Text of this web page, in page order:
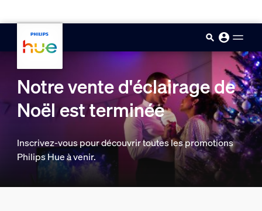
Notre vente d'éclairage de
Noël est terminée
Inscrivez-vous pour découvrir toutes les promotions
Philips Hue à venir.